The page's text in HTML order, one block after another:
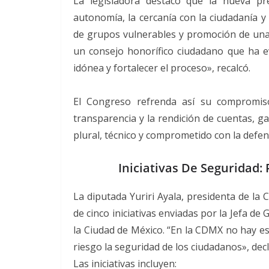
autonomía, la cercanía con la ciudadanía
de grupos vulnerables y promoción de
un consejo honorífico ciudadano que ha
idónea y fortalecer el proceso», recalcó.
El Congreso refrenda así su
transparencia y la rendición de cuentas,
plural, técnico y comprometido con la
Iniciativas De Seguridad:
La diputada Yuriri Ayala, presidenta de la
de cinco iniciativas enviadas por la Jefa
la Ciudad de México. “En la CDMX no
riesgo la seguridad de los ciudadanos»,
Las iniciativas incluyen: